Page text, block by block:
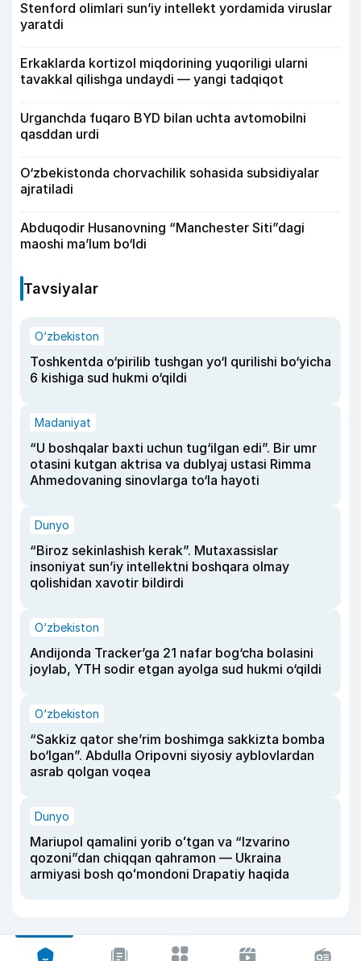
Stenford olimlari sun’iy intellekt yordamida viruslar
yaratdi
Erkaklarda kortizol miqdorining yuqoriligi ularni
tavakkal qilishga undaydi — yangi tadqiqot
Urganchda fuqaro BYD bilan uchta avtomobilni
qasddan urdi
O‘zbekistonda chorvachilik sohasida subsidiyalar
ajratiladi
Abduqodir Husanovning “Manchester Siti”dagi
maoshi ma’lum bo‘ldi
Tavsiyalar
O‘zbekiston
Toshkentda o‘pirilib tushgan yo‘l qurilishi bo‘yicha
6 kishiga sud hukmi o‘qildi
Madaniyat
“U boshqalar baxti uchun tug‘ilgan edi”. Bir umr
otasini kutgan aktrisa va dublyaj ustasi Rimma
Ahmedovaning sinovlarga to‘la hayoti
Dunyo
“Biroz sekinlashish kerak”. Mutaxassislar
insoniyat sun’iy intellektni boshqara olmay
qolishidan xavotir bildirdi
O‘zbekiston
Andijonda Tracker’ga 21 nafar bog‘cha bolasini
joylab, YTH sodir etgan ayolga sud hukmi o‘qildi
O‘zbekiston
“Sakkiz qator she’rim boshimga sakkizta bomba
bo‘lgan”. Abdulla Oripovni siyosiy ayblovlardan
asrab qolgan voqea
Dunyo
Mariupol qamalini yorib oʻtgan va “Izvarino
qozoni”dan chiqqan qahramon — Ukraina
armiyasi bosh qoʻmondoni Drapatiy haqida